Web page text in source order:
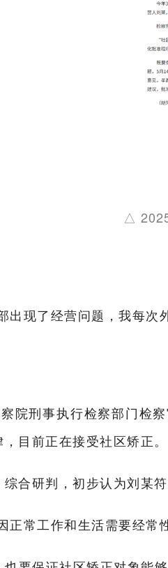
△
出现了经营问题，我每次
院刑事执行检察部门检
目前正在接受社区矫正。
合研判，初步认为刘某
正常工作和生活需要经常